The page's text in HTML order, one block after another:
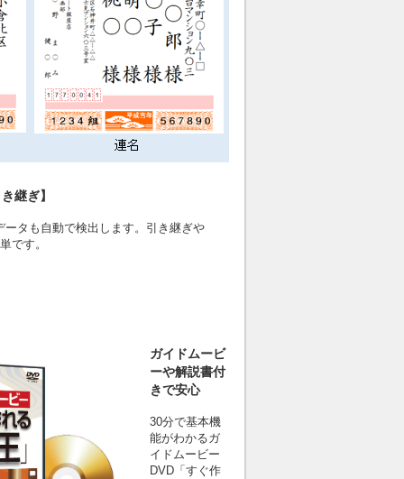
継ぎ】
ータも自動で検出します。引き継ぎや
です。
ガイドムービ
ーや解説書付
きで安心
30分で基本機
能がわかるガ
イドムービー
DVD「すぐ作